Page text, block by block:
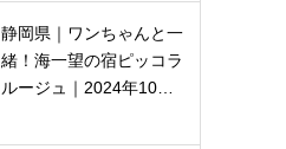
静岡県｜ワンちゃんと一
緒！海一望の宿ピッコラ
ルージュ｜2024年10…